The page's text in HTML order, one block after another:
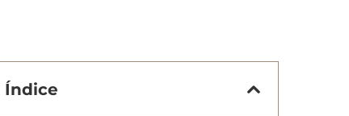
Índice